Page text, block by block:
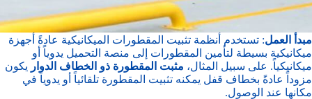
مبدأ العمل: تستخدم أنظمة تثبيت المقطورات الميكانيكية عادةً أجهزة
ميكانيكية بسيطة لتأمين المقطورات إلى منصة التحميل يدوياً أو
ميكانيكياً. على سبيل المثال، مثبت المقطورة ذو الخطاف الدوار يكون
مزوداً عادةً بخطاف قفل يمكنه تثبيت المقطورة تلقائياً أو يدوياً في
مكانها عند الوصول.